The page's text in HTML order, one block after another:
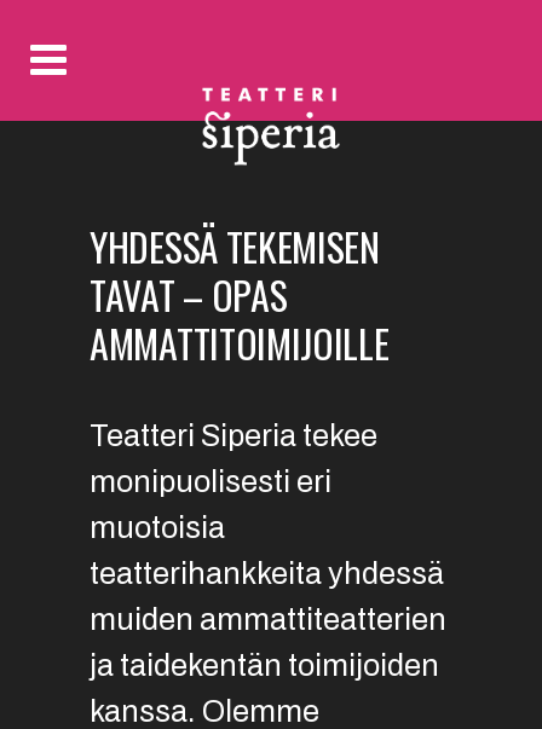
YHDESSÄ TEKEMISEN
TAVAT – OPAS
AMMATTITOIMIJOILLE
Teatteri Siperia tekee
monipuolisesti eri
muotoisia
teatterihankkeita yhdessä
muiden ammattiteatterien
ja taidekentän toimijoiden
kanssa. Olemme